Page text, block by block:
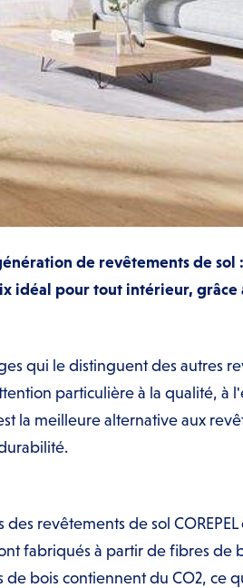
de revêtements de sol
idéal pour tout intérieur, grâce
qui le distinguent des autres
particulière à la qualité, à
la meilleure alternative aux
revêtements de sol COREPEL
fabriqués à partir de fibres de
bois contiennent du CO2, ce